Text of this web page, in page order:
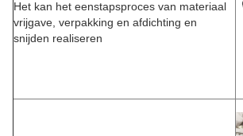
Het kan het eenstapsproces van materiaal
vrijgave, verpakking en afdichting en
snijden realiseren